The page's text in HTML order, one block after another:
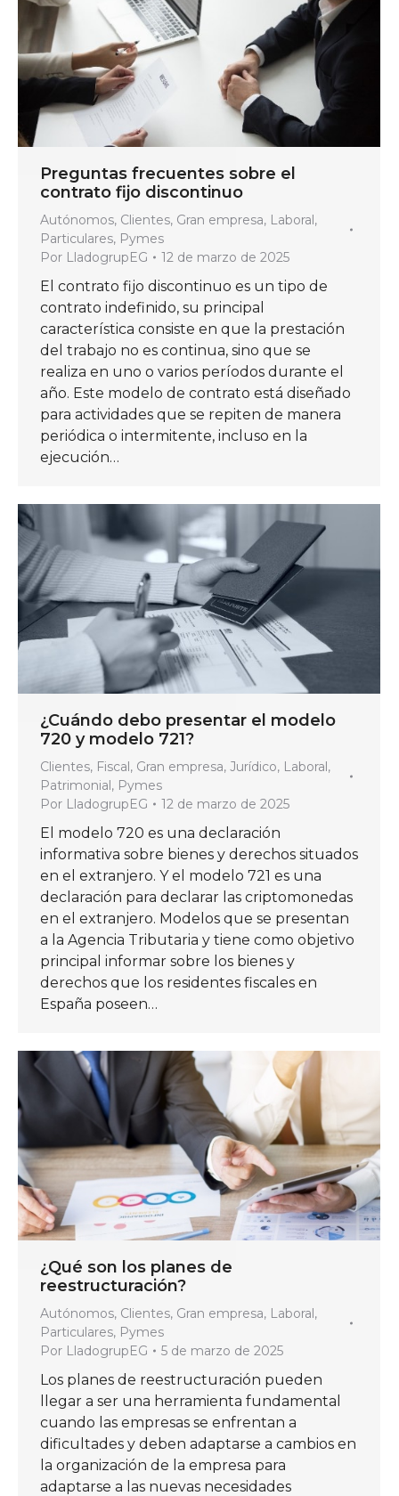
Preguntas frecuentes sobre el
contrato fijo discontinuo
Autónomos, Clientes, Gran empresa, Laboral,
Particulares, Pymes
Por LladogrupEG 12 de marzo de 2025
El contrato fijo discontinuo es un tipo de
contrato indefinido, su principal
característica consiste en que la prestación
del trabajo no es continua, sino que se
realiza en uno o varios períodos durante el
año. Este modelo de contrato está diseñado
para actividades que se repiten de manera
periódica o intermitente, incluso en la
ejecución…
¿Cuándo debo presentar el modelo
720 y modelo 721?
Clientes, Fiscal, Gran empresa, Jurídico, Laboral,
Patrimonial, Pymes
Por LladogrupEG 12 de marzo de 2025
El modelo 720 es una declaración
informativa sobre bienes y derechos situados
en el extranjero. Y el modelo 721 es una
declaración para declarar las criptomonedas
en el extranjero. Modelos que se presentan
a la Agencia Tributaria y tiene como objetivo
principal informar sobre los bienes y
derechos que los residentes fiscales en
España poseen…
¿Qué son los planes de
reestructuración?
Autónomos, Clientes, Gran empresa, Laboral,
Particulares, Pymes
Por LladogrupEG 5 de marzo de 2025
Los planes de reestructuración pueden
llegar a ser una herramienta fundamental
cuando las empresas se enfrentan a
dificultades y deben adaptarse a cambios en
la organización de la empresa para
adaptarse a las nuevas necesidades